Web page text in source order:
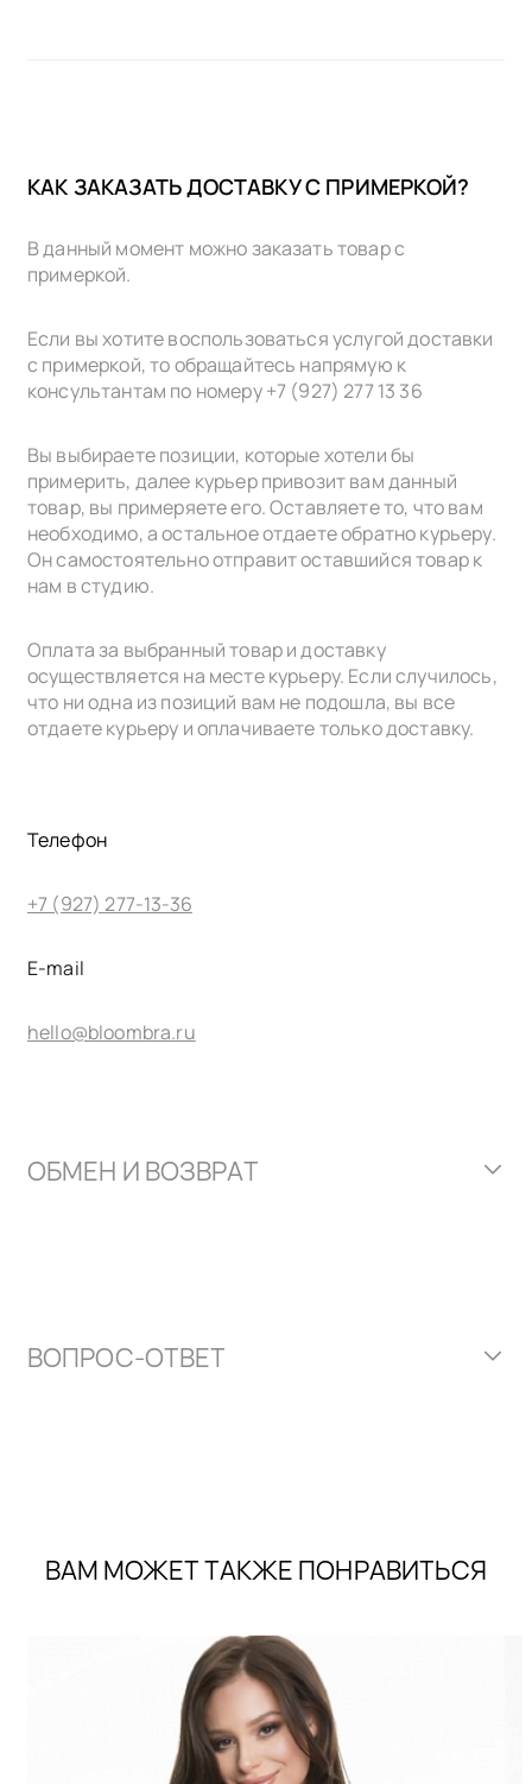
КАК ЗАКАЗАТЬ ДОСТАВКУ С ПРИМЕРКОЙ?
В данный момент можно заказать товар с
примеркой.
Если вы хотите воспользоваться услугой доставки
с примеркой, то обращайтесь напрямую к
консультантам по номеру +7 (927) 277 13 36
Вы выбираете позиции, которые хотели бы
примерить, далее курьер привозит вам данный
товар, вы примеряете его. Оставляете то, что вам
необходимо, а остальное отдаете обратно курьеру.
Он самостоятельно отправит оставшийся товар к
нам в cтудию.
Оплата за выбранный товар и доставку
осуществляется на месте курьеру. Если случилось,
что ни одна из позиций вам не подошла, вы все
отдаете курьеру и оплачиваете только доставку.
Телефон
+7 (927) 277-13-36
E-mail
hello@bloombra.ru
ОБМЕН И ВОЗВРАТ
ВОПРОС-ОТВЕТ
ВАМ МОЖЕТ ТАКЖЕ ПОНРАВИТЬСЯ